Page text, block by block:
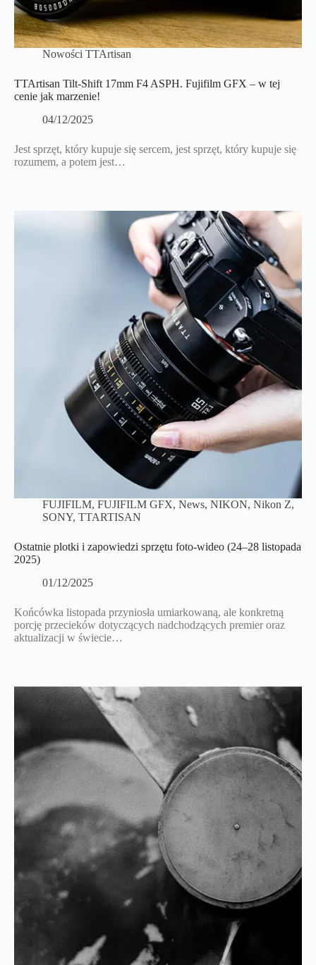
Nowości TTArtisan
TTArtisan Tilt-Shift 17mm F4 ASPH. Fujifilm GFX – w tej
cenie jak marzenie!
04/12/2025
Jest sprzęt, który kupuje się sercem, jest sprzęt, który kupuje się
rozumem, a potem jest…
FUJIFILM, FUJIFILM GFX, News, NIKON, Nikon Z,
SONY, TTARTISAN
Ostatnie plotki i zapowiedzi sprzętu foto-wideo (24–28 listopada
2025)
01/12/2025
Końcówka listopada przyniosła umiarkowaną, ale konkretną
porcję przecieków dotyczących nadchodzących premier oraz
aktualizacji w świecie…